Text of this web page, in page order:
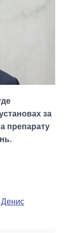
за
препарату
Денис